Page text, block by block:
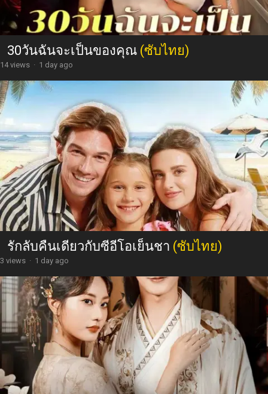
30วันฉันจะเป็นของคุณ (ซับไทย)
14 views · 1 day ago
รักลับคืนเดียวกับซีอีโอเย็นชา (ซับไทย)
3 views · 1 day ago